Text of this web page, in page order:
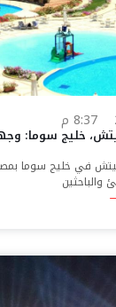
8:37 م
خليج سوما:
في خليج سوما
والباحثين